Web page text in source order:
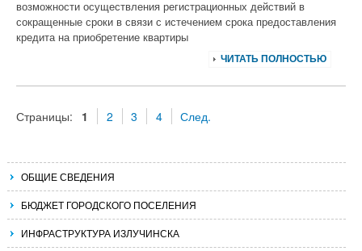
возможности осуществления регистрационных действий в
сокращенные сроки в связи с истечением срока предоставления
кредита на приобретение квартиры
ЧИТАТЬ ПОЛНОСТЬЮ
Страницы: 1 2 3 4 След.
ОБЩИЕ СВЕДЕНИЯ
БЮДЖЕТ ГОРОДСКОГО ПОСЕЛЕНИЯ
ИНФРАСТРУКТУРА ИЗЛУЧИНСКА